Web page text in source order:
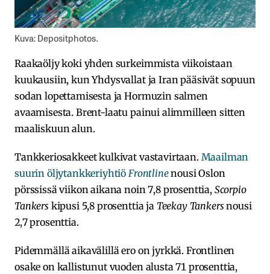
Kuva: Depositphotos.
Raakaöljy koki yhden surkeimmista viikoistaan
kuukausiin, kun Yhdysvallat ja Iran pääsivät sopuun
sodan lopettamisesta ja Hormuzin salmen
avaamisesta. Brent-laatu painui alimmilleen sitten
maaliskuun alun.
Tankkeriosakkeet kulkivat vastavirtaan. Maailman
suurin öljytankkeriyhtiö Frontlinenousi Oslon
pörssissä viikon aikana noin 7,8 prosenttia, Scorpio
Tankerskipusi 5,8 prosenttia ja Teekay Tankersnousi
2,7 prosenttia.
Pidemmällä aikavälillä ero on jyrkkä. Frontlinen
osake on kallistunut vuoden alusta 71 prosenttia,